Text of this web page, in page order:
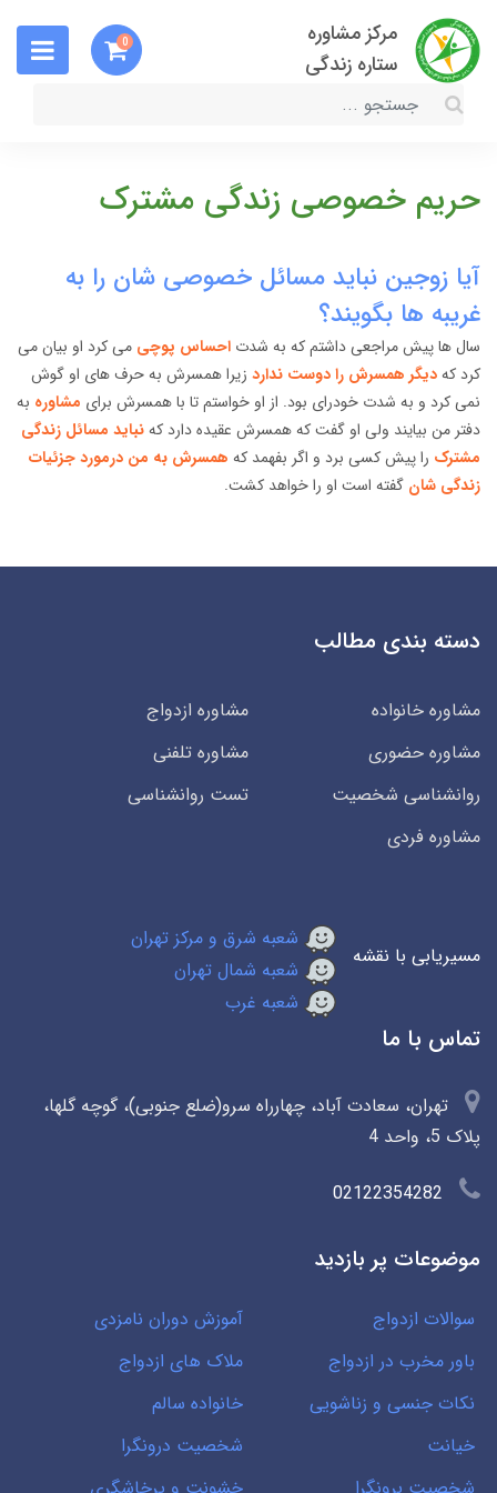
مرکز مشاوره
ستاره زندگی
0
حریم خصوصی زندگی مشترک
آیا زوجین نباید مسائل خصوصی شان را به
غریبه ها بگویند؟
سال ها پیش مراجعی داشتم که به شدت احساس پوچی می کرد او بیان می
کرد کهدیگر همسرش را دوست ندارد زیرا همسرش به حرف های او گوش
نمی کرد و به شدت خودرای بود. از او خواستم تا با همسرش برای مشاوره به
دفتر من بیایند ولی او گفت که همسرش عقیده دارد کهنباید مسائل زندگی
مشترک را پیش کسی برد و اگر بفهمد که همسرش به من درمورد جزئیات
زندگی شان گفته است او را خواهد کشت.
دسته بندی مطالب
مشاوره خانواده
مشاوره ازدواج
مشاوره حضوری
مشاوره تلفنی
روانشناسی شخصیت
تست روانشناسی
مشاوره فردی
مسیریابی با نقشه
شعبه شرق و مرکز تهران
شعبه شمال تهران
شعبه غرب
تماس با ما
تهران، سعادت آباد، چهارراه سرو(ضلع جنوبی)، گوچه گلها،
پلاک 5، واحد 4
02122354282
موضوعات پر بازدید
سوالات ازدواج
آموزش دوران نامزدی
باور مخرب در ازدواج
ملاک های ازدواج
نکات جنسی و زناشویی
خانواده سالم
خیانت
شخصیت درونگرا